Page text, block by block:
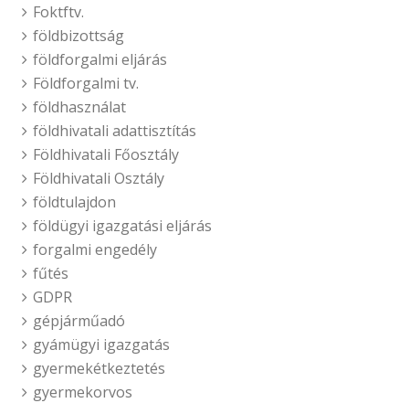
Foktftv.
földbizottság
földforgalmi eljárás
Földforgalmi tv.
földhasználat
földhivatali adattisztítás
Földhivatali Főosztály
Földhivatali Osztály
földtulajdon
földügyi igazgatási eljárás
forgalmi engedély
fűtés
GDPR
gépjárműadó
gyámügyi igazgatás
gyermekétkeztetés
gyermekorvos